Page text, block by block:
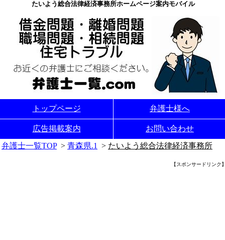
たいよう総合法律経済事務所ホームページ案内モバイル
トップページ 弁護士様へ
広告掲載案内
お問い合わせ
弁護士一覧TOP> 青森県.1 > たいよう総合法律経済事務所
【スポンサードリンク